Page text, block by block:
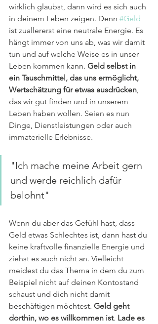
wirklich glaubst, dann wird es sich auch
in deinem Leben zeigen. Denn #Geld
ist zuallererst eine neutrale Energie. Es
hängt immer von uns ab, was wir damit
tun und auf welche Weise es in unser
Leben kommen kann. Geld selbst in
ein Tauschmittel, das uns ermöglicht,
Wertschätzung für etwas ausdrücken
das wir gut finden und in unserem
Leben haben wollen. Seien es nun
Dinge, Dienstleistungen oder auch
immaterielle Erlebnisse.
"Ich mache meine Arbeit gern
und werde reichlich dafür
belohnt"
Wenn du aber das Gefühl hast, dass
Geld etwas Schlechtes ist, dann hast du
keine kraftvolle finanzielle Energie und
ziehst es auch nicht an. Vielleicht
meidest du das Thema in dem du zum
Beispiel nicht auf deinen Kontostand
schaust und dich nicht damit
beschäftigen möchtest. Geld geht
dorthin, wo es willkommen ist. Lade es